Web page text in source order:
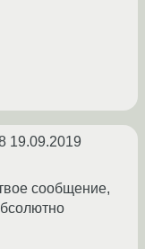
19.09.2019
сообщение,